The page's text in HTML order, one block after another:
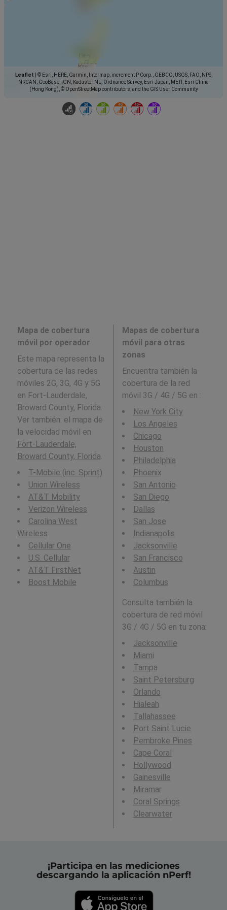
Leaflet
© Esri, HERE, Garmin, Intermap, increment P Corp., GEBCO, USGS, FAO, NPS,
NRCAN, GeoBase, IGN, Kadaster NL, Ordnance Survey, Esri Japan, METI, Esri China
(Hong Kong), © OpenStreetMap contributors, and the GIS User Community
Mapa de cobertura
móvil por operador
Este mapa representa la
cobertura de las redes
móviles 2G, 3G, 4G y 5G
en Fort-Lauderdale,
Broward County, Florida.
Ver también: el mapa de
la velocidad móvil en
Fort-Lauderdale,
Broward County, Florida
T-Mobile (inc. Sprint)
Union Wireless
AT&T Mobility
Verizon Wireless
Carolina West
Wireless
Cellular One
U.S. Cellular
AT&T FirstNet
Boost Mobile
Mapas de cobertura
móvil para otras
zonas
Encuentra también la
cobertura de la red
móvil 3G / 4G / 5G en :
New York City
Los Angeles
Chicago
Houston
Philadelphia
Phoenix
San Antonio
San Diego
Dallas
San Jose
Indianapolis
Jacksonville
San Francisco
Austin
Columbus
Consulta también la
cobertura de red móvil
3G / 4G / 5G en tu zona:
Jacksonville
Miami
Tampa
Saint Petersburg
Orlando
Hialeah
Tallahassee
Port Saint Lucie
Pembroke Pines
Cape Coral
Hollywood
Gainesville
Miramar
Coral Springs
Clearwater
¡Participa en las mediciones
descargando la aplicación nPerf!